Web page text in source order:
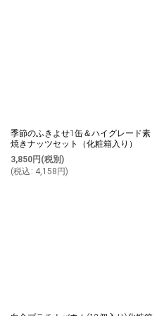
季節のふきよせ1缶＆ハイグレード素
焼きナッツセット（化粧箱入り）
3,850円 (税別)
(税込 : 4,158 円)